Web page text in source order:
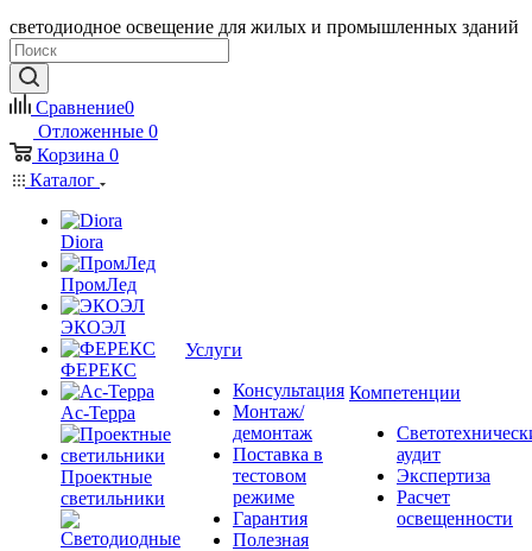
светодиодное освещение для жилых и промышленных зданий
Сравнение0
Отложенные 0
Корзина 0
Каталог
Diora
ПромЛед
ЭКОЭЛ
ФЕРЕКС
Ас-Терра
Проектные
светильники
Услуги
Консультация
Монтаж/
демонтаж
Поставка в
тестовом
режиме
Гарантия
Полезная
Компетенции
аудит
Экспертиза
Расчет
освещенности